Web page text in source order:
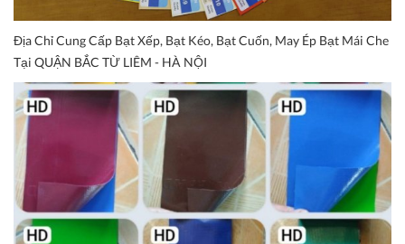
Địa Chỉ Cung Cấp Bạt Xếp, Bạt Kéo, Bạt Cuốn, May Ép Bạt Mái Che
Tại QUẬN BẮC TỪ LIÊM - HÀ NỘI